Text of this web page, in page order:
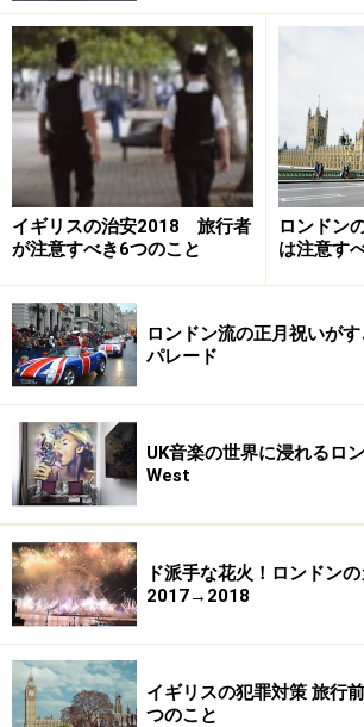
イギリスの治安2018 旅行者
が注意すべき6つのこと
ロンドン
は注意す
ロンドン流の正月祝いが
パレード
UK音楽の世界に浸れるロ
West
ド派手な花火！ロンドン
2017→2018
イギリスの犯罪対策 旅行
つのこと